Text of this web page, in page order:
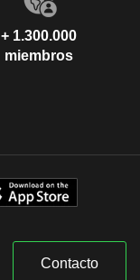
+ 1.300.000
miembros
Contacto